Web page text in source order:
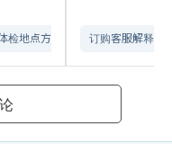
检地点方便 订购客服解释详